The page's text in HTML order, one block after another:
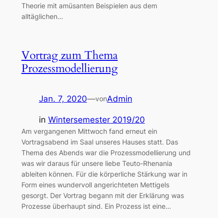
Theorie mit amüsanten Beispielen aus dem
alltäglichen…
Vortrag zum Thema
Prozessmodellierung
Jan. 7, 2020—vonAdmin
in Wintersemester 2019/20
Am vergangenen Mittwoch fand erneut ein
Vortragsabend im Saal unseres Hauses statt. Das
Thema des Abends war die Prozessmodellierung und
was wir daraus für unsere liebe Teuto-Rhenania
ableiten können. Für die körperliche Stärkung war in
Form eines wundervoll angerichteten Mettigels
gesorgt. Der Vortrag begann mit der Erklärung was
Prozesse überhaupt sind. Ein Prozess ist eine…